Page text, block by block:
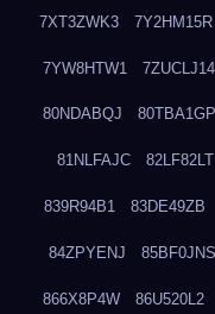
7XT3ZWK3 7Y2HM15R
7YW8HTW1 7ZUCLJ14
80NDABQJ 80TBA1GP
81NLFAJC 82LF82LT
839R94B1 83DE49ZB
84ZPYENJ 85BF0JNS
866X8P4W 86U520L2